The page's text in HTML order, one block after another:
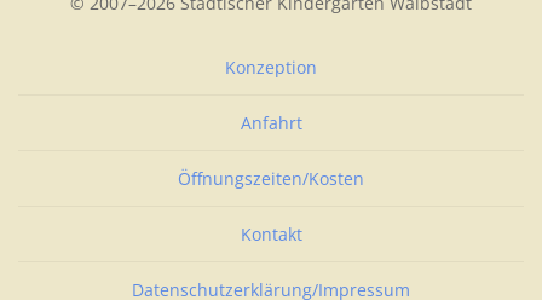
Konzeption
Anfahrt
Öffnungszeiten/Kosten
Kontakt
Datenschutzerklärung/Impressum